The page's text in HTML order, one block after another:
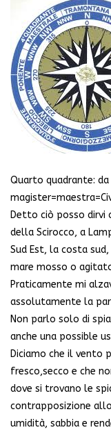
Quarto quadrante:
Detto ciò posso dirvi
della Scirocco, a
Sud Est, la costa
mare mosso o
Praticamente mi
assolutamente la
Non parlo solo di
anche una possible
Diciamo che il vento
fresco,secco e che
dove si trovano le
contrapposizione
umidità, sabbia e